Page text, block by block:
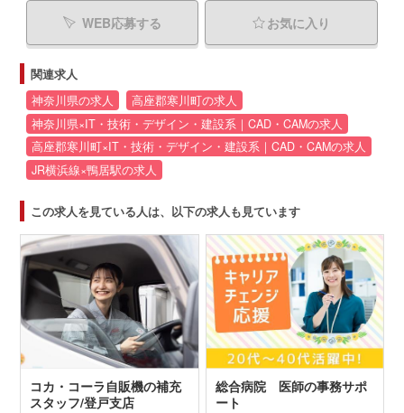
WEB応募する お気に入り
関連求人
神奈川県の求人
高座郡寒川町の求人
神奈川県×IT・技術・デザイン・建設系｜CAD・CAMの求人
高座郡寒川町×IT・技術・デザイン・建設系｜CAD・CAMの求人
JR横浜線×鴨居駅の求人
この求人を見ている人は、以下の求人も見ています
コカ・コーラ自販機の補充
スタッフ/登戸支店
総合病院 医師の事務サポ
ート